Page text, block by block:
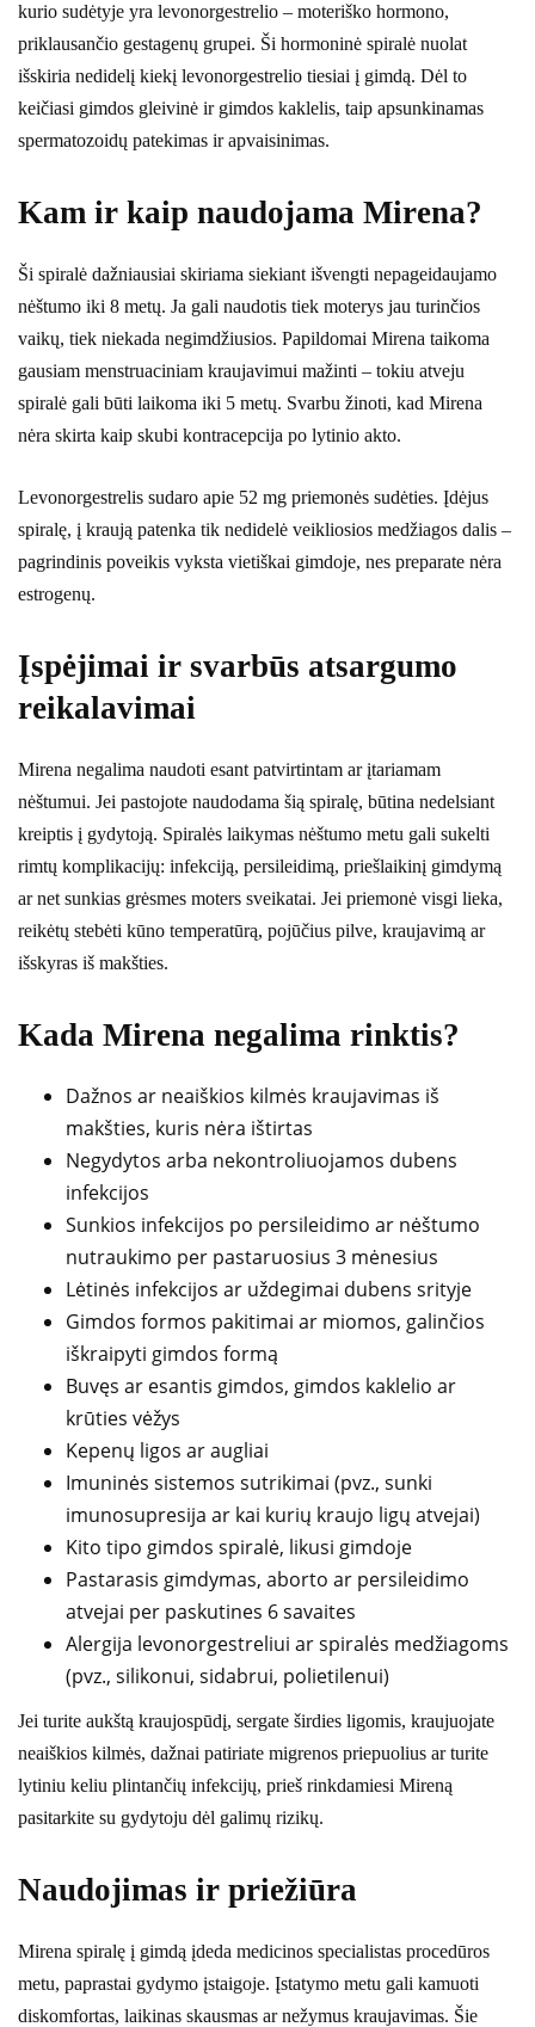
kurio sudėtyje yra levonorgestrelio – moteriško hormono,
priklausančio gestagenų grupei. Ši hormoninė spiralė nuolat
išskiria nedidelį kiekį levonorgestrelio tiesiai į gimdą. Dėl to
keičiasi gimdos gleivinė ir gimdos kaklelis, taip apsunkinamas
spermatozoidų patekimas ir apvaisinimas.
Kam ir kaip naudojama Mirena?
Ši spiralė dažniausiai skiriama siekiant išvengti nepageidaujamo
nėštumo iki 8 metų. Ja gali naudotis tiek moterys jau turinčios
vaikų, tiek niekada negimdžiusios. Papildomai Mirena taikoma
gausiam menstruaciniam kraujavimui mažinti – tokiu atveju
spiralė gali būti laikoma iki 5 metų. Svarbu žinoti, kad Mirena
nėra skirta kaip skubi kontracepcija po lytinio akto.
Levonorgestrelis sudaro apie 52 mg priemonės sudėties. Įdėjus
spiralę, į kraują patenka tik nedidelė veikliosios medžiagos dalis –
pagrindinis poveikis vyksta vietiškai gimdoje, nes preparate nėra
estrogenų.
Įspėjimai ir svarbūs atsargumo
reikalavimai
Mirena negalima naudoti esant patvirtintam ar įtariamam
nėštumui. Jei pastojote naudodama šią spiralę, būtina nedelsiant
kreiptis į gydytoją. Spiralės laikymas nėštumo metu gali sukelti
rimtų komplikacijų: infekciją, persileidimą, priešlaikinį gimdymą
ar net sunkias grėsmes moters sveikatai. Jei priemonė visgi lieka,
reikėtų stebėti kūno temperatūrą, pojūčius pilve, kraujavimą ar
išskyras iš makšties.
Kada Mirena negalima rinktis?
Dažnos ar neaiškios kilmės kraujavimas iš
makšties, kuris nėra ištirtas
Negydytos arba nekontroliuojamos dubens
infekcijos
Sunkios infekcijos po persileidimo ar nėštumo
nutraukimo per pastaruosius 3 mėnesius
Lėtinės infekcijos ar uždegimai dubens srityje
Gimdos formos pakitimai ar miomos, galinčios
iškraipyti gimdos formą
Buvęs ar esantis gimdos, gimdos kaklelio ar
krūties vėžys
Kepenų ligos ar augliai
Imuninės sistemos sutrikimai (pvz., sunki
imunosupresija ar kai kurių kraujo ligų atvejai)
Kito tipo gimdos spiralė, likusi gimdoje
Pastarasis gimdymas, aborto ar persileidimo
atvejai per paskutines 6 savaites
Alergija levonorgestreliui ar spiralės medžiagoms
(pvz., silikonui, sidabrui, polietilenui)
Jei turite aukštą kraujospūdį, sergate širdies ligomis, kraujuojate
neaiškios kilmės, dažnai patiriate migrenos priepuolius ar turite
lytiniu keliu plintančių infekcijų, prieš rinkdamiesi Mireną
pasitarkite su gydytoju dėl galimų rizikų.
Naudojimas ir priežiūra
Mirena spiralę į gimdą įdeda medicinos specialistas procedūros
metu, paprastai gydymo įstaigoje. Įstatymo metu gali kamuoti
diskomfortas, laikinas skausmas ar nežymus kraujavimas. Šie